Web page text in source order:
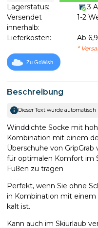
Beschreibung
Dieser Text wurde automatisch
Winddichte Socke mit
Kombination mit einem
Überschuhe von
für optimalen Komfort im
Füßen zu tragen
Perfekt, wenn Sie ohne
in Kombination mit einem
kalt ist.
Kann auch im Skiurlaub
Lagerstatus:
3
Versendet
innerhalb:
1-2
Lieferkosten: Ab
*
Zu GoWish